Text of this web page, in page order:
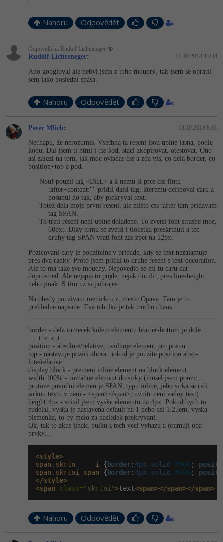
Nahoru Odpovědět
Odpovídá na Rudolf Lichteneger
Rudolf Lichteneger: 17.10.2018 13:34
Ano googloval ale nebyl jsem z toho moudrý, tak jsem se obrátil
sem jako poslední spása.
Nahoru Odpovědět
Peter Mlich: 18.10.2018 8:01
Nechapu, ze nerozumis. Vsechna ta reseni jsou uplne jasna, podle
kodu. Dal jsem ti html i css kod, staci zkopirovat, otestovat. Ono
asi zalezi na tom, jak moc ovladas css a zda vis, co dela border, co
position+top a pod.
Nouf pouzil tag <DEL> a k nemu si pres css fintu
:after+content:"" pridal dalsi tag, kteremu definoval caru a
posunul ho tak, aby prekryval text.
Totez dela moje prvni reseni, ale misto css :after tam pridavam
tag SPAN.
To treti reseni neni uplne doladene. To zvetsi font strasne moc,
60px;. Diky tomu se zvetsi i tloustka preskrtnuti a ten
druhy tag SPAN vrati font zas zpet na 12px.
Pozicovani cary je pouzitelne v pripade, kdy se text nezalamuje
pres dva radky. Proto jsem pridal to druhe reseni s text-decoration.
Ale to ma take sve mouchy. Nepovedlo se mi tu caru dat
doprostred. Ale nejspis to pujde, nejak docilit, pres line-height
nebo jinak. S tim uz si pohrajes.
Na obedy pouzivam menicko.cz, mesto Opava. Tam je to
prehledne napsane. Tva tabulka je tak trochu chaos.
border - dela ramecek kolem elementu border-bottom je dole
___t_e_x_t___
position - absolute/relative, uvolnuje element pro posun
top - nastavuje pozici zhora, pokud je pouzite position:abso­
lute/relative
display:block - premeni inline element na block element
width:100% - roztahne element do sirky (musel jsem pouzit,
protoze puvodni elemen je SPAN, typu inline, jeho sirka se ridi
sirkou textu v nem - <span></span>, uvnitr neni zadny text)
height:4px - snizil jsem vysku elementu na 4px. Pokud bych to
eudelal, vyska je nastavena default na 1 nebo asi 1.25em, vyska
pismenka, to by melo za nasledek prekryvani.
Ok, tak to zkus jinak, pulku z tech veci vyhazu a oramuji oba
prvky...
<style>
span.skrtn
i { border: 4px solid #f00 ;
span.skrtni
span { border: 4px solid #f00 ;
</style>
<span class="skrtni">text<span></span></span>
Nahoru Odpovědět